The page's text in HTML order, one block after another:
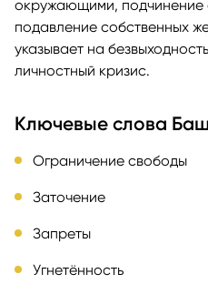
окружающими,
подавление собственных
указывает на
личностный кризис.
Ключевые слова
Ограничение свободы
Заточение
Запреты
Угнетённость